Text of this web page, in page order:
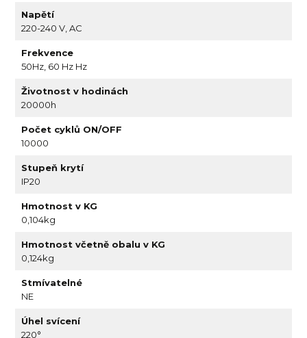
Napětí
220-240 V, AC
Frekvence
50Hz, 60 Hz Hz
Životnost v hodinách
20000h
Počet cyklů ON/OFF
10000
Stupeň krytí
IP20
Hmotnost v KG
0,104kg
Hmotnost včetně obalu v KG
0,124kg
Stmívatelné
NE
Úhel svícení
220°